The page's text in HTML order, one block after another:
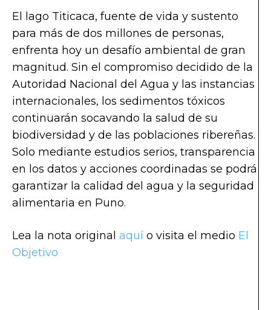
El lago Titicaca, fuente de vida y sustento
para más de dos millones de personas,
enfrenta hoy un desafío ambiental de gran
magnitud. Sin el compromiso decidido de la
Autoridad Nacional del Agua y las instancias
internacionales, los sedimentos tóxicos
continuarán socavando la salud de su
biodiversidad y de las poblaciones ribereñas.
Solo mediante estudios serios, transparencia
en los datos y acciones coordinadas se podrá
garantizar la calidad del agua y la seguridad
alimentaria en Puno.
Lea la nota original aquí o visita el medio El
Objetivo